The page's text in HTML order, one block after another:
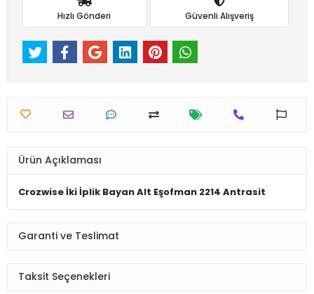
Hızlı Gönderi Güvenli Alışveriş
Ürün Açıklaması
Crozwise İki İplik Bayan Alt Eşofman 2214 Antrasit
Garanti ve Teslimat
Taksit Seçenekleri